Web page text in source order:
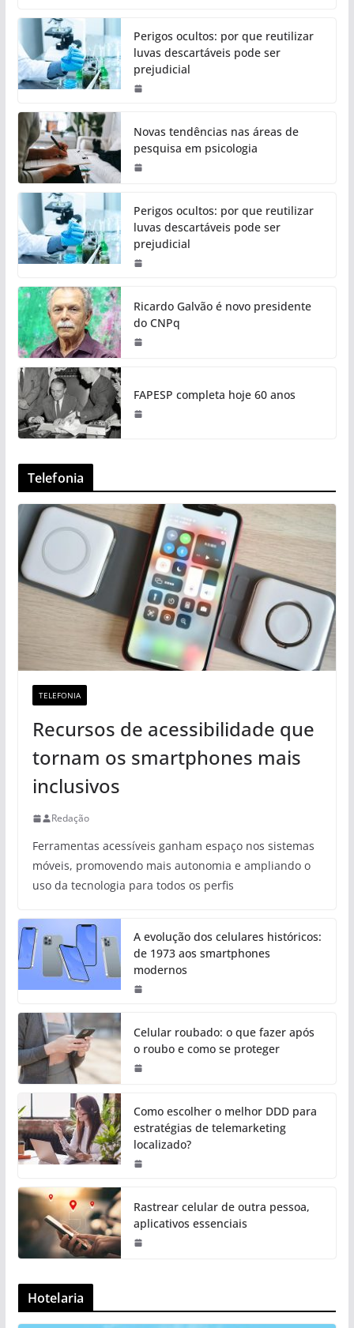
Perigos ocultos: por que reutilizar
luvas descartáveis pode ser
prejudicial
Novas tendências nas áreas de
pesquisa em psicologia
Perigos ocultos: por que reutilizar
luvas descartáveis pode ser
prejudicial
Ricardo Galvão é novo presidente
do CNPq
FAPESP completa hoje 60 anos
Telefonia
TELEFONIA
Recursos de acessibilidade que
tornam os smartphones mais
inclusivos
Redação
Ferramentas acessíveis ganham espaço nos sistemas
móveis, promovendo mais autonomia e ampliando o
uso da tecnologia para todos os perfis
A evolução dos celulares históricos:
de 1973 aos smartphones
modernos
Celular roubado: o que fazer após
o roubo e como se proteger
Como escolher o melhor DDD para
estratégias de telemarketing
localizado?
Rastrear celular de outra pessoa,
aplicativos essenciais
Hotelaria